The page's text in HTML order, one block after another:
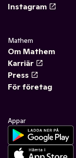
Instagram
Mathem
Om Mathem
Karriär
Press
För företag
Appar